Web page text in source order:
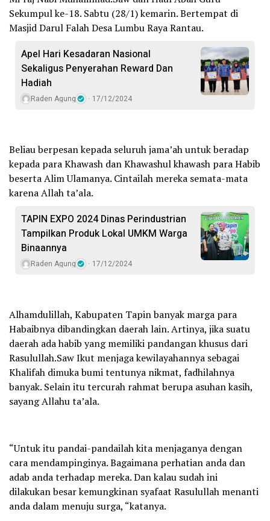
Sekumpul ke-18. Sabtu (28/1) kemarin. Bertempat di
Masjid Darul Falah Desa Lumbu Raya Rantau.
Apel Hari Kesadaran Nasional
Sekaligus Penyerahan Reward Dan
Hadiah
Raden Agung 17/12/2024
Beliau berpesan kepada seluruh jama’ah untuk beradap
kepada para Khawash dan Khawashul khawash para Habib
beserta Alim Ulamanya. Cintailah mereka semata-mata
karena Allah ta’ala.
TAPIN EXPO 2024 Dinas Perindustrian
Tampilkan Produk Lokal UMKM Warga
Binaannya
Raden Agung 17/12/2024
Alhamdulillah, Kabupaten Tapin banyak marga para
Habaibnya dibandingkan daerah lain. Artinya, jika suatu
daerah ada habib yang memiliki pandangan khusus dari
Rasulullah.Saw Ikut menjaga kewilayahannya sebagai
Khalifah dimuka bumi tentunya nikmat, fadhilahnya
banyak. Selain itu tercurah rahmat berupa asuhan kasih,
sayang Allahu ta’ala.
“Untuk itu pandai-pandailah kita menjaganya dengan
cara mendampinginya. Bagaimana perhatian anda dan
adab anda terhadap mereka. Dan kalau sudah ini
dilakukan besar kemungkinan syafaat Rasulullah menanti
anda dalam menuju surga, “katanya.